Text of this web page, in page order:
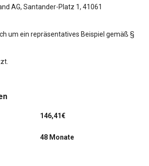
Leder
mit Intervallschaltung, regulierbar
Stoff
- in Velours
146,41€
48 Monate
AG, Santander-Platz 1, 41061
um ein repräsentatives Beispiel gemäß §